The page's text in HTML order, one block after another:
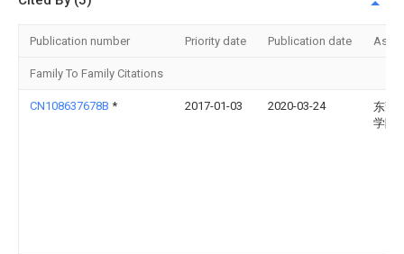
Publication number Priority date Publication date
Family To Family Citations
CN108637678B * 2017-01-03 2020-03-24
东莞
学院